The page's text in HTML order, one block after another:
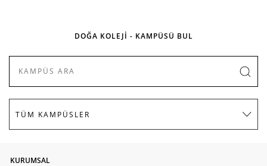
DOĞA KOLEJİ - KAMPÜSÜ BUL
KURUMSAL